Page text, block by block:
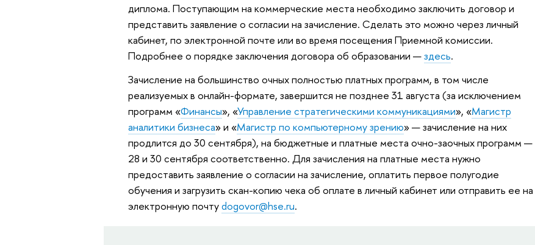
диплома. Поступающим на коммерческие места необходимо заключить договор и
представить заявление о согласии на зачисление. Сделать это можно через личный
кабинет, по электронной почте или во время посещения Приемной комиссии.
Подробнее о порядке заключения договора об образовании —здесь.
Зачисление на большинство очных полностью платных программ, в том числе
реализуемых в онлайн-формате, завершится не позднее 31 августа (за исключением
программ «Финансы», «Управление стратегическими коммуникациями», «Магистр
аналитики бизнеса» и «Магистр по компьютерному зрению» — зачисление на них
продлится до 30 сентября), на бюджетные и платные места очно-заочных программ —
28 и 30 сентября соответственно. Для зачисления на платные места нужно
предоставить заявление о согласии на зачисление, оплатить первое полугодие
обучения и загрузить скан-копию чека об оплате в личный кабинет или отправить ее на
электронную почтуdogovor@hse.ru.